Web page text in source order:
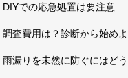
DIYでの応急処置は要注意
調査費用は？診断から始めよ
雨漏りを未然に防ぐにはど